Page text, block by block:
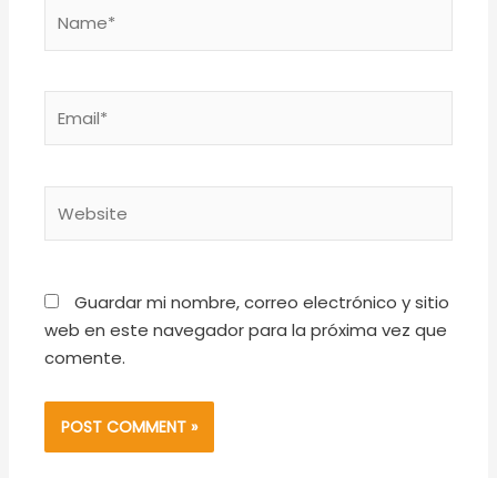
Guardar mi nombre, correo electrónico y sitio
web en este navegador para la próxima vez que
comente.